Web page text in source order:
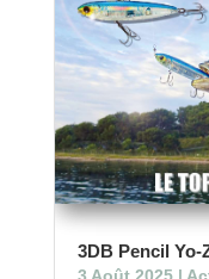
3DB Pencil